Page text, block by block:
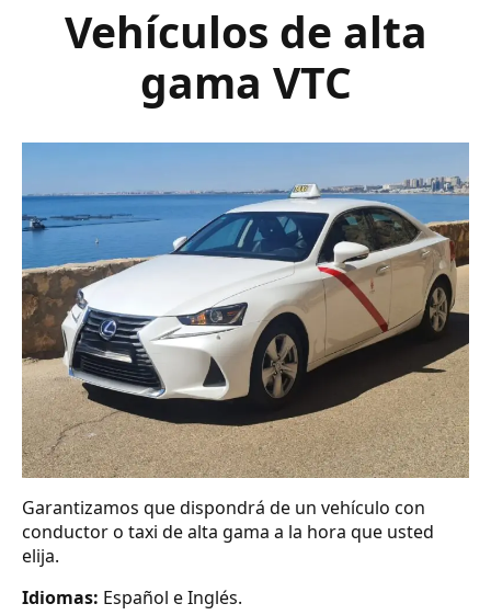
Vehículos de alta
gama VTC
Garantizamos que dispondrá de un vehículo con
conductor o taxi de alta gama a la hora que usted
elija.
Idiomas: Español e Inglés.